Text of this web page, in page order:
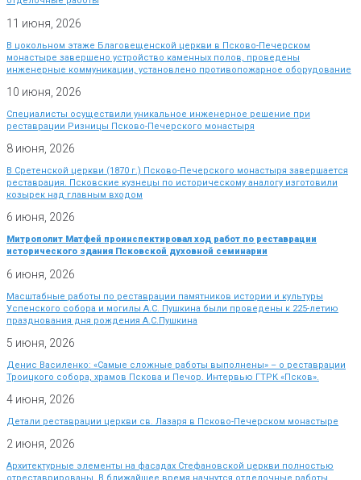
11 июня, 2026
В цокольном этаже Благовещенской церкви в Псково-Печерском
монастыре завершено устройство каменных полов, проведены
инженерные коммуникации, установлено противопожарное оборудование
10 июня, 2026
Специалисты осуществили уникальное инженерное решение при
реставрации Ризницы Псково-Печерского монастыря
8 июня, 2026
В Сретенской церкви (1870 г.) Псково-Печерского монастыря завершается
реставрация. Псковские кузнецы по историческому аналогу изготовили
козырек над главным входом
6 июня, 2026
Митрополит Матфей проинспектировал ход работ по реставрации
исторического здания Псковской духовной семинарии
6 июня, 2026
Масштабные работы по реставрации памятников истории и культуры
Успенского собора и могилы А.С. Пушкина были проведены к 225-летию
празднования дня рождения А.С.Пушкина
5 июня, 2026
Денис Василенко: «Самые сложные работы выполнены» – о реставрации
Троицкого собора, храмов Пскова и Печор. Интервью ГТРК «Псков».
4 июня, 2026
Детали реставрации церкви св. Лазаря в Псково-Печерском монастыре
2 июня, 2026
Архитектурные элементы на фасадах Стефановской церкви полностью